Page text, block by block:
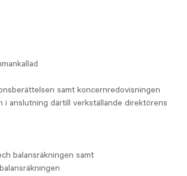
samt koncernredovisningen
anslutning därtill verkställande direktörens
balansräkningen samt